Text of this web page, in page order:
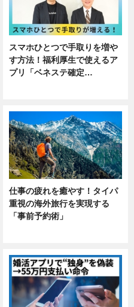
スマホひとつで手取りを増や
す方法！福利厚生で使えるア
プリ「ベネステ確定…
仕事の疲れを癒やす！タイパ
重視の海外旅行を実現する
「事前予約術」